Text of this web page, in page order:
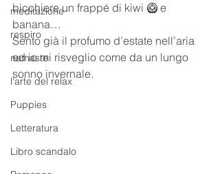
meditazione
respiro
namaste
l'arte del relax
Puppies
Letteratura
Libro scandalo
bicchiere un frappé di kiwi 🥝 e
banana…
Sento già il profumo d’estate nell’aria
ed io mi risveglio come da un lungo
sonno invernale.